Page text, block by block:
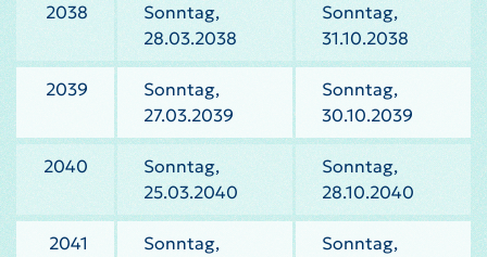
2038
Sonntag,
28.03.2038
Sonntag,
31.10.2038
2039
Sonntag,
27.03.2039
Sonntag,
30.10.2039
2040
Sonntag,
25.03.2040
Sonntag,
28.10.2040
2041
Sonntag,
Sonntag,